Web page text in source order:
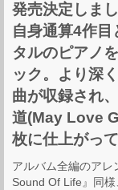
発売決定しまし
自身通算4作
タルのピアノ
ック。より深
曲が収録され
道(May Love
枚に仕上がって
アルバム全編のアレ
Sound Of Life』同